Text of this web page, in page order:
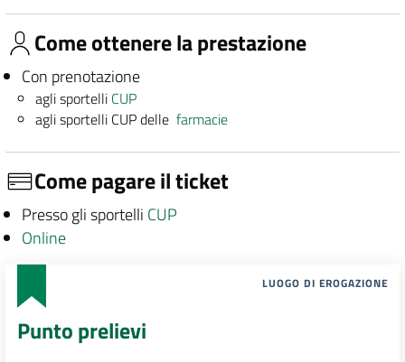
Come ottenere la prestazione
Con prenotazione
agli sportelli CUP
agli sportelli CUP dellefarmacie
Come pagare il ticket
Presso gli sportelli CUP
Online
LUOGO DI EROGAZIONE
Punto prelievi